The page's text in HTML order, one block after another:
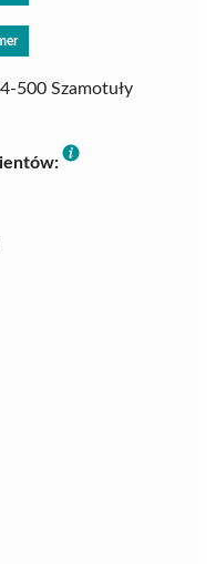
500 Szamotuły